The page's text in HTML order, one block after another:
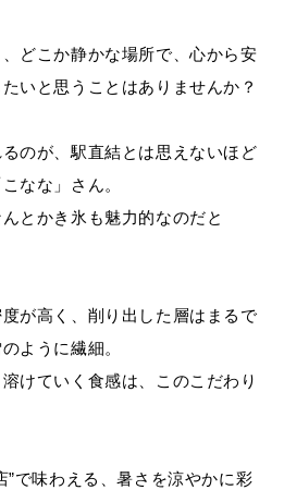
どこか静かな場所で、心から安
いと思うことはありませんか？
のが、駅直結とは思えないほど
なな」さん。
とかき氷も魅力的なのだと
が高く、削り出した層はまるで
ように繊細。
けていく食感は、このこだわり
”で味わえる、暑さを涼やかに彩